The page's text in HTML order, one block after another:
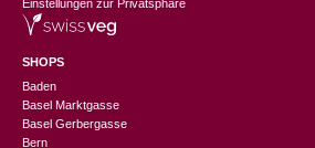
Einstellungen zur Privatsphäre
SHOPS
Baden
Basel Marktgasse
Basel Gerbergasse
Bern